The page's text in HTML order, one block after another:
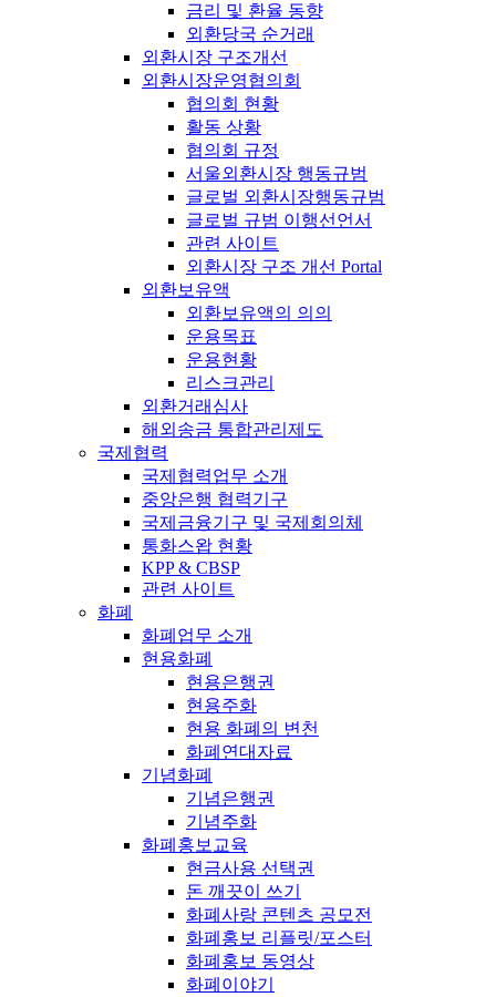
금리 및 환율 동향
외환당국 순거래
외환시장 구조개선
외환시장운영협의회
협의회 현황
활동 상황
협의회 규정
서울외환시장 행동규범
글로벌 외환시장행동규범
글로벌 규범 이행선언서
관련 사이트
외환시장 구조 개선 Portal
외환보유액
외환보유액의 의의
운용목표
운용현황
리스크관리
외환거래심사
해외송금 통합관리제도
국제협력
국제협력업무 소개
중앙은행 협력기구
국제금융기구 및 국제회의체
통화스왑 현황
KPP & CBSP
관련 사이트
화폐
화폐업무 소개
현용화폐
현용은행권
현용주화
현용 화폐의 변천
화폐연대자료
기념화폐
기념은행권
기념주화
화폐홍보교육
현금사용 선택권
돈 깨끗이 쓰기
화폐사랑 콘텐츠 공모전
화폐홍보 리플릿/포스터
화폐홍보 동영상
화폐이야기